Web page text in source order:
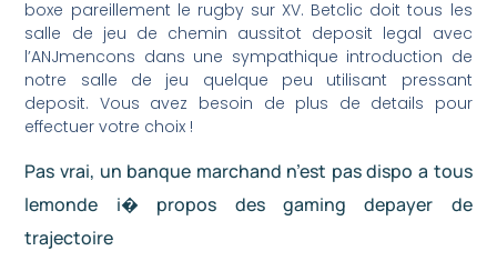
boxe pareillement le rugby sur XV. Betclic doit tous les
salle de jeu de chemin aussitot deposit legal avec
l’ANJmencons dans une sympathique introduction de
notre salle de jeu quelque peu utilisant pressant
deposit. Vous avez besoin de plus de details pour
effectuer votre choix !
Pas vrai, un banque marchand n’est pas dispo a tous
lemonde i� propos des gaming depayer de
trajectoire